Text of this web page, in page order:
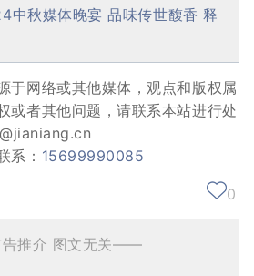
中秋媒体晚宴 品味传世馥香 释
于网络或其他媒体，观点和版权属
或者其他问题，请联系本站进行处
系： 15699990085
0
推介 图文无关——